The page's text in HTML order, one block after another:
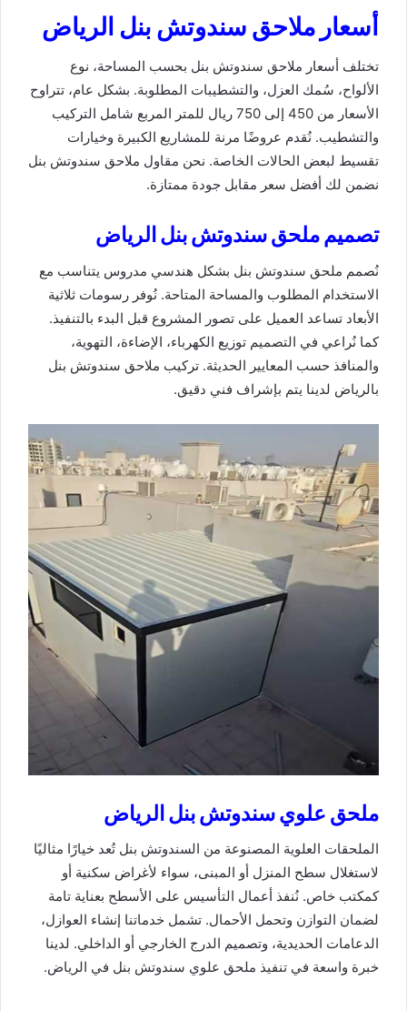
أسعار ملاحق سندوتش بنل الرياض
تختلف أسعار ملاحق سندوتش بنل بحسب المساحة، نوع
الألواح، سُمك العزل، والتشطيبات المطلوبة. بشكل عام، تتراوح
الأسعار من 450 إلى 750 ريال للمتر المربع شامل التركيب
والتشطيب. نُقدم عروضًا مرنة للمشاريع الكبيرة وخيارات
تقسيط لبعض الحالات الخاصة. نحن مقاول ملاحق سندوتش بنل
نضمن لك أفضل سعر مقابل جودة ممتازة.
تصميم ملحق سندوتش بنل الرياض
نُصمم ملحق سندوتش بنل بشكل هندسي مدروس يتناسب مع
الاستخدام المطلوب والمساحة المتاحة. نُوفر رسومات ثلاثية
الأبعاد تساعد العميل على تصور المشروع قبل البدء بالتنفيذ.
كما نُراعي في التصميم توزيع الكهرباء، الإضاءة، التهوية،
والمنافذ حسب المعايير الحديثة. تركيب ملاحق سندوتش بنل
بالرياض لدينا يتم بإشراف فني دقيق.
ملحق علوي سندوتش بنل الرياض
الملحقات العلوية المصنوعة من السندوتش بنل تُعد خيارًا مثاليًا
لاستغلال سطح المنزل أو المبنى، سواء لأغراض سكنية أو
كمكتب خاص. نُنفذ أعمال التأسيس على الأسطح بعناية تامة
لضمان التوازن وتحمل الأحمال. تشمل خدماتنا إنشاء العوازل،
الدعامات الحديدية، وتصميم الدرج الخارجي أو الداخلي. لدينا
خبرة واسعة في تنفيذ ملحق علوي سندوتش بنل في الرياض.